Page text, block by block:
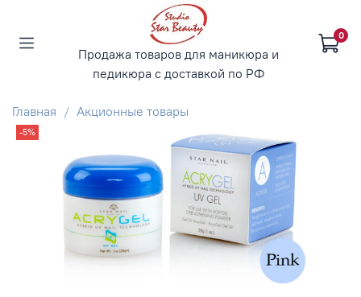
Продажа товаров для маникюра и
педикюра с доставкой по РФ
0
Главная Акционные товары
-5%